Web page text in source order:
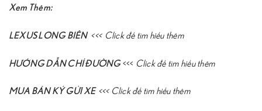
Xem Thêm:
LEXUS LONG BIÊN <<< Click để tìm hiểu thêm
HƯỚNG DẪN CHỈ ĐƯỜNG<<< Click để tìm hiểu thêm
MUA BÁN KÝ GỬI XE <<< Click để tìm hiểu thêm